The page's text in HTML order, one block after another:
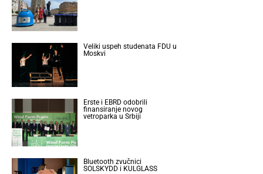
Veliki uspeh studenata FDU u
Moskvi
Erste i EBRD odobrili
finansiranje novog
vetroparka u Srbiji
Bluetooth zvučnici
SOLSKYDD i KULGLASS